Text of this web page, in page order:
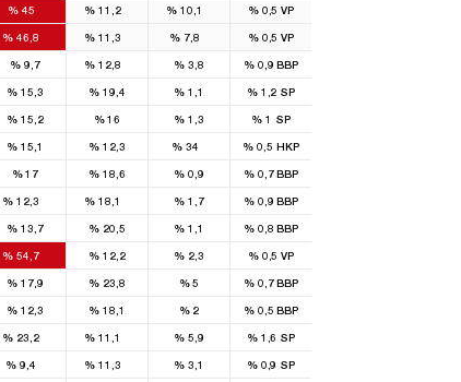
%45 % 11,2 % 10,1 %0,5VP
% 46,8 % 11,3 % 7,8 %0,5VP
% 9,7 % 12,8 % 3,8 %0,9BBP
% 15,3 % 19,4 % 1,1 %1,2 SP
% 15,2 %16 % 1,3 % 1 SP
% 15,1 % 12,3 %34
1
% 0,5 HKP
%17 % 18,6 % 0,9 %0,7BBP
% 12,3 % 18,1
1
% 1,7 %0,9BBP
% 13,7 % 20,5 % 1,1 %0,8BBP
% 54,7 % 12,2 % 2,3 %0,5VP
% 17,9 % 23,8 %5 %0,7BBP
% 12,3 % 18,1 %2 %0,5BBP
% 23,2
3
% 11,1 % 5,9 %1,6 SP
% 9,4
1
% 11,3 % 3,1 %0,9 SP